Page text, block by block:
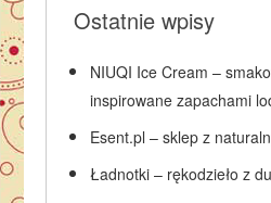
Ostatnie wpisy
NIUQI Ice Cream –
inspirowane zapachami
Esent.pl – sklep z
Ładnotki – rękodzieło z